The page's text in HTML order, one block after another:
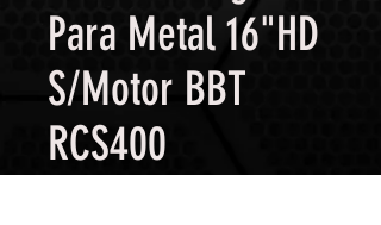
Para Metal 16"HD
S/Motor BBT
RCS400